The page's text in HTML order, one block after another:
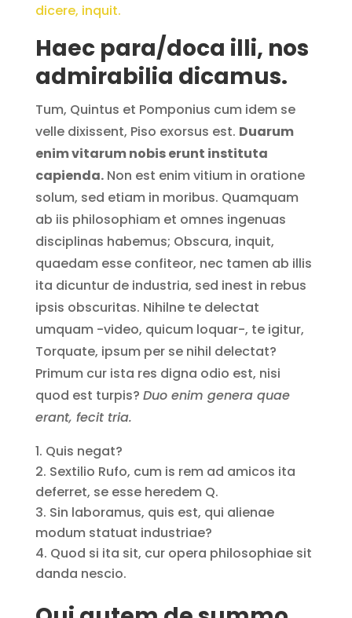
dicere, inquit.
Haec para/doca illi, nos
admirabilia dicamus.
Tum, Quintus et Pomponius cum idem se
velle dixissent, Piso exorsus est. Duarum
enim vitarum nobis erunt instituta
capienda.Non est enim vitium in oratione
solum, sed etiam in moribus. Quamquam
ab iis philosophiam et omnes ingenuas
disciplinas habemus; Obscura, inquit,
quaedam esse confiteor, nec tamen ab illis
ita dicuntur de industria, sed inest in rebus
ipsis obscuritas. Nihilne te delectat
umquam -video, quicum loquar-, te igitur,
Torquate, ipsum per se nihil delectat?
Primum cur ista res digna odio est, nisi
quod est turpis? Duo enim genera quae
erant, fecit tria.
Quis negat?
Sextilio Rufo, cum is rem ad amicos ita
deferret, se esse heredem Q.
Sin laboramus, quis est, qui alienae
modum statuat industriae?
Quod si ita sit, cur opera philosophiae sit
danda nescio.